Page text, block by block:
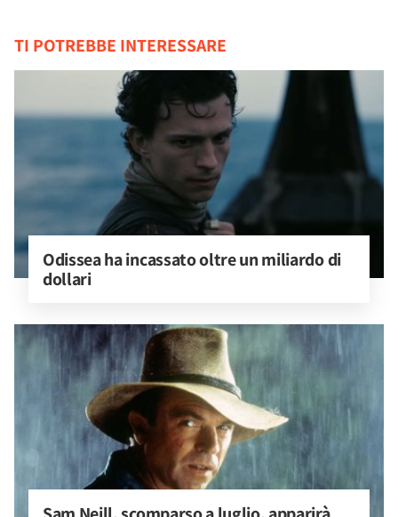
TI POTREBBE INTERESSARE
Odissea ha incassato oltre un miliardo di
dollari